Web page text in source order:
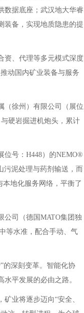
数据底座；武汉地大华睿
装备，实现地质隐患的提
、代理等多元模式深度
动国内矿业装备与服务
徐州）有限公司（展位
硬岩掘进机炮头，累计
号：H448）的NEMO®
污泥处理与药剂输送，而
地化服务网络，平衡了
司（德国MATO集团独
等水准，配合手动、气
深刻变革。智能化协
平发展的必由之路。
业将逐步迈向“安全、